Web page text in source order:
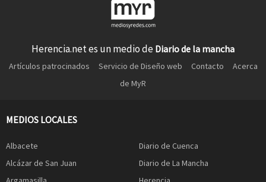
Herencia.net es un medio de Diario de la mancha
Artículos patrocinados Servicio de Diseño web Contacto
Acerca
de MyR
MEDIOS LOCALES
Albacete
Alcázar de San Juan
Diario de Cuenca
Diario de La Mancha